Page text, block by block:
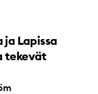
ja Lapissa
tekevät